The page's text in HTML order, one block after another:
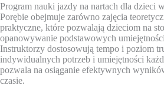
Program nauki jazdy na nartach dla dzieci
Porębie obejmuje zarówno zajęcia
praktyczne, które pozwalają dzieciom na
opanowywanie podstawowych
Instruktorzy dostosowują tempo i poziom
indywidualnych potrzeb i umiejętności
pozwala na osiąganie efektywnych
czasie.